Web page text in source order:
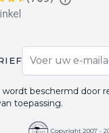
E-mail adres
beschermd door
toepassing.
Copyright 2007 -